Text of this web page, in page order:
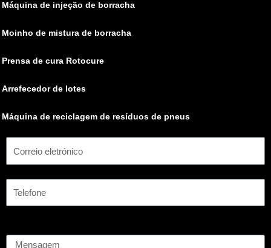
Máquina de injeção de borracha
Moinho de mistura de borracha
Prensa de cura Rotocure
Arrefecedor de lotes
Máquina de reciclagem de resíduos de pneus